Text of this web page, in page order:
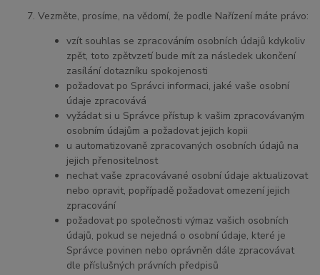
Vezměte, prosíme, na vědomí, že podle Nařízení máte právo:
vzít souhlas se zpracováním osobních údajů kdykoliv
zpět, toto zpětvzetí bude mít za následek ukončení
zasílání dotazníku spokojenosti
požadovat po Správci informaci, jaké vaše osobní
údaje zpracovává
vyžádat si u Správce přístup k vašim zpracovávaným
osobním údajům a požadovat jejich kopii
u automatizovaně zpracovaných osobních údajů na
jejich přenositelnost
nechat vaše zpracovávané osobní údaje aktualizovat
nebo opravit, popřípadě požadovat omezení jejich
zpracování
požadovat po společnosti výmaz vašich osobních
údajů, pokud se nejedná o osobní údaje, které je
Správce povinen nebo oprávněn dále zpracovávat
dle příslušných právních předpisů